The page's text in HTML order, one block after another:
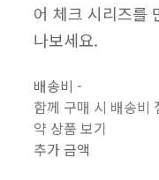
어 체크 시리즈를
나보세요.
배송비-
함께 구매 시 배송비
약 상품 보기
추가 금액